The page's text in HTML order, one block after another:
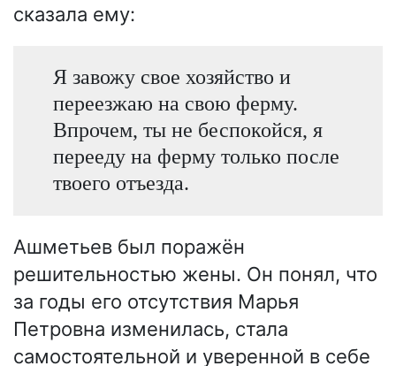
сказала ему:
Я завожу свое хозяйство и
переезжаю на свою ферму.
Впрочем, ты не беспокойся, я
перееду на ферму только после
твоего отъезда.
Ашметьев был поражён
решительностью жены. Он понял, что
за годы его отсутствия Марья
Петровна изменилась, стала
самостоятельной и уверенной в себе